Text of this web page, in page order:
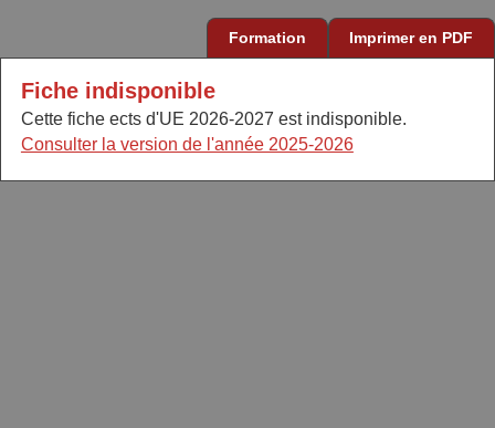
Formation Imprimer en PDF
Fiche indisponible
Cette fiche ects d'UE 2026-2027 est indisponible.
Consulter la version de l'année 2025-2026